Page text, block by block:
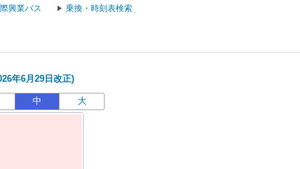
興業バス 乗換・時刻表検索
年6月29日改正)
中 大